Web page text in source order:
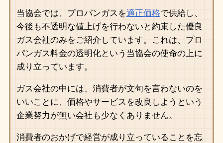
当協会では、プロパンガスを適正価格で供給し、
今後も不透明な値上げを行わないと約束した優良
ガス会社のみをご紹介しています。これは、プロ
パンガス料金の透明化という当協会の使命の上に
成り立っています。
ガス会社の中には、消費者が文句を言わないのを
いいことに、価格やサービスを改良しようという
企業努力が無い会社も少なくありません。
消費者のおかげで経営が成り立っていることを忘